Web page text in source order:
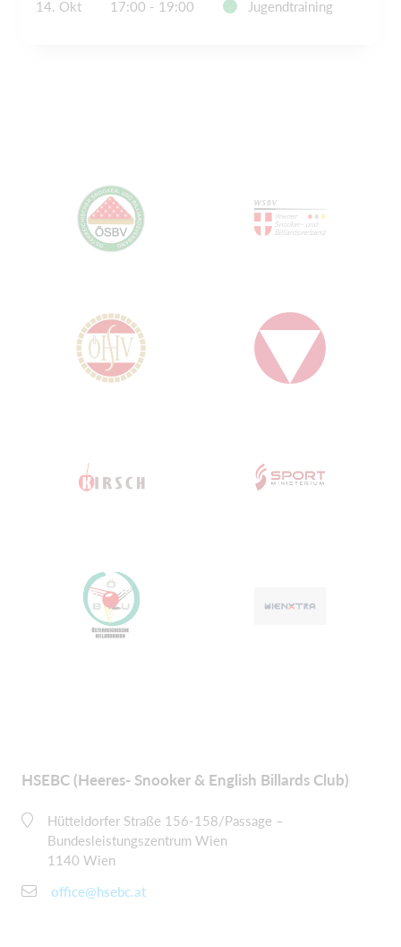
14. Okt 17:00 - 19:00 Jugendtraining
HSEBC (Heeres- Snooker & English Billards Club)
Hütteldorfer Straße 156-158/Passage –
Bundesleistungszentrum Wien
1140 Wien
office@hsebc.at